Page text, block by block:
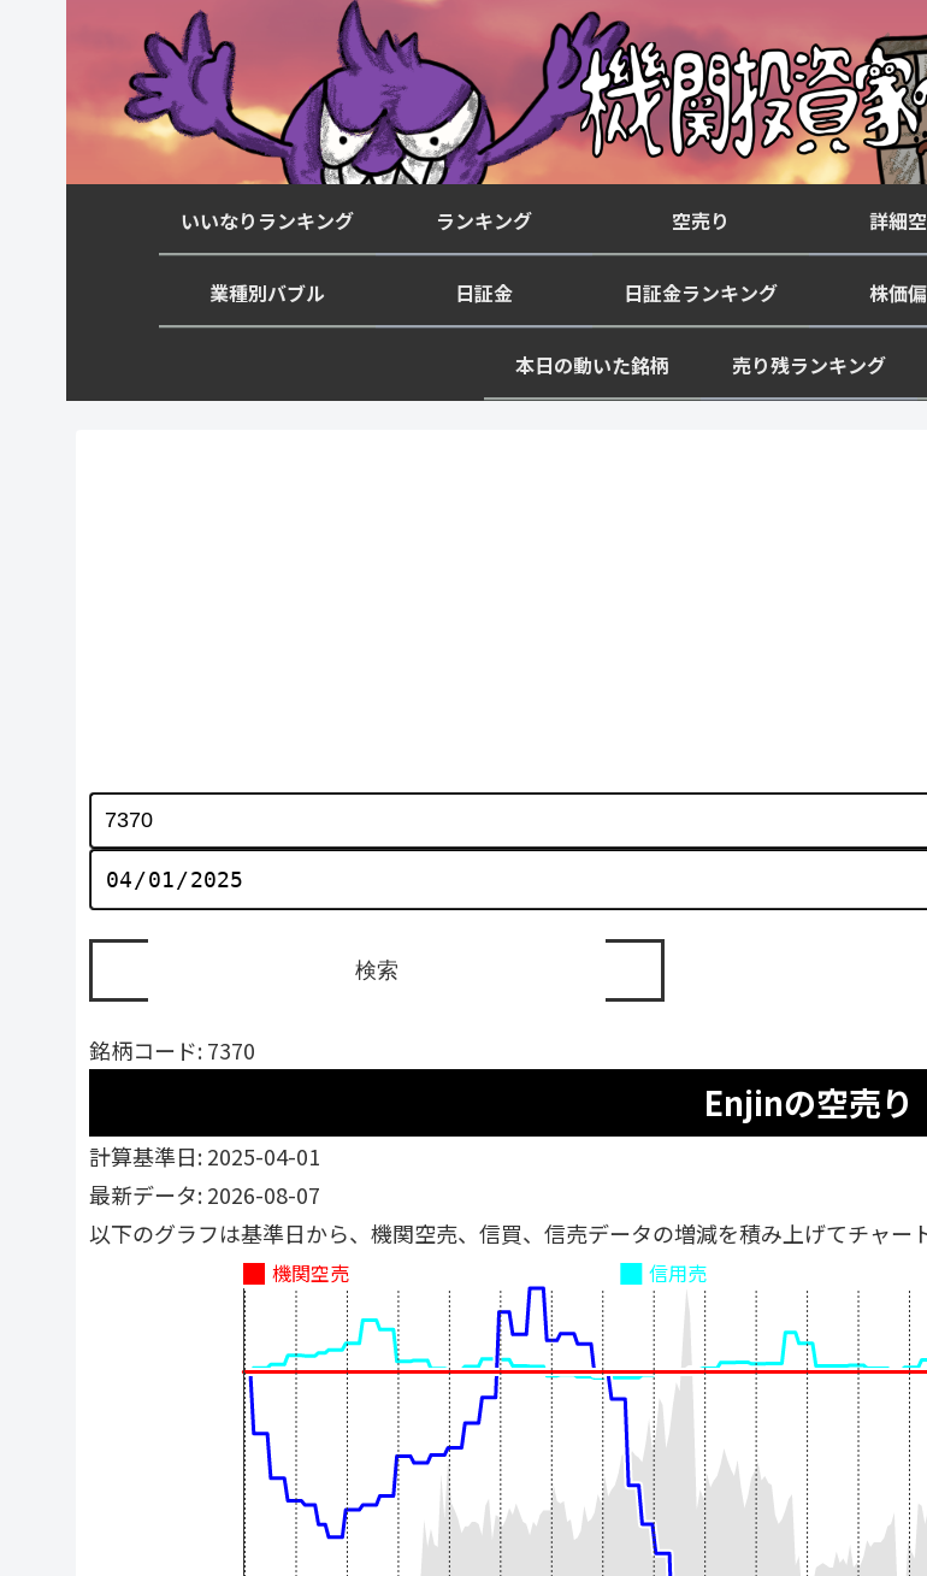
いいなりランキング ランキング 空売り 詳細
業種別バブル 日証金 日証金ランキング 株価
本日の動いた銘柄 売り残ランキング
銘柄コード: 7370
Enjinの空売り
計算基準日: 2025-04-01
最新データ: 2026-08-07
以下のグラフは基準日から、機関空売、信買、信売データの増減を積み上げてチャー
機関空売 信用売